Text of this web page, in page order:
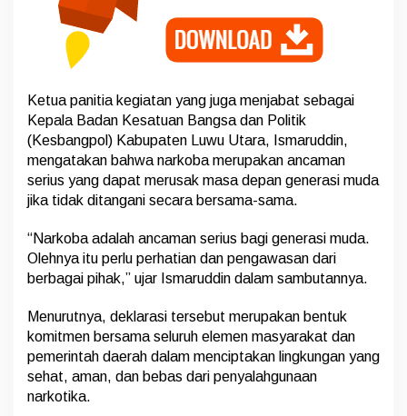
h
E
n
B
e
r
i
n
g
i
Ketua panitia kegiatan yang juga menjabat sebagai
Kepala Badan Kesatuan Bangsa dan Politik
(Kesbangpol) Kabupaten Luwu Utara, Ismaruddin,
mengatakan bahwa narkoba merupakan ancaman
serius yang dapat merusak masa depan generasi muda
jika tidak ditangani secara bersama-sama.
“Narkoba adalah ancaman serius bagi generasi muda.
Olehnya itu perlu perhatian dan pengawasan dari
berbagai pihak,” ujar Ismaruddin dalam sambutannya.
Menurutnya, deklarasi tersebut merupakan bentuk
komitmen bersama seluruh elemen masyarakat dan
pemerintah daerah dalam menciptakan lingkungan yang
sehat, aman, dan bebas dari penyalahgunaan
narkotika.